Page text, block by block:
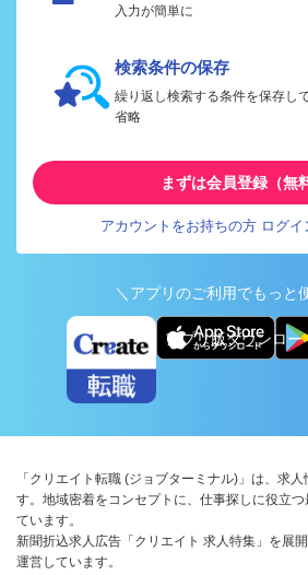
入力が簡単に
検索条件の保存
繰り返し検索する条件を保存し
省略
まずは会員登録（無
アカウントをお持ちの方 ログイ
＼アプリのご利用でもっと
アプリ版ダウンロー
「クリエイト転職 (ジョブターミナル)」は、求
す。地域密着をコンセプトに、仕事探しに役立
ています。
新聞折込求人広告「クリエイト 求人特集」を展
運営しています。